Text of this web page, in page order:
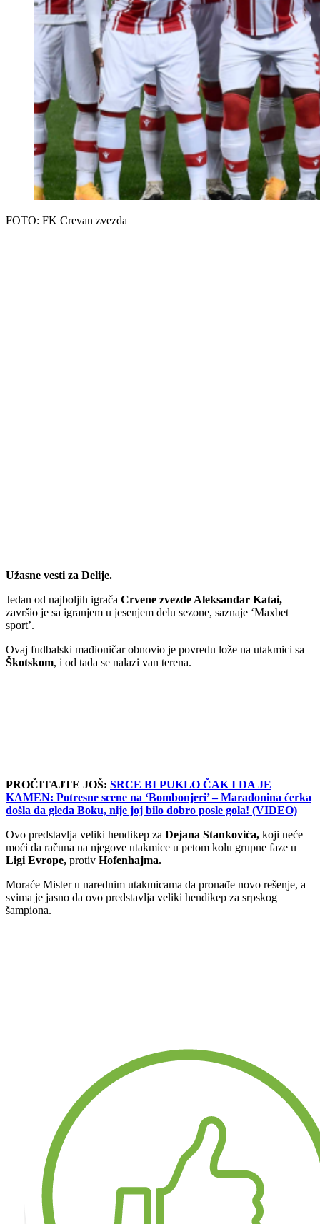
FOTO: FK Crevan zvezda
Užasne vesti za Delije.
Jedan od najboljih igrača Crvene zvezde Aleksandar Katai,
završio je sa igranjem u jesenjem delu sezone, saznaje ‘Maxbet
sport’.
Ovaj fudbalski mađioničar obnovio je povredu lože na utakmici sa
Škotskom, i od tada se nalazi van terena.
PROČITAJTE JOŠ: SRCE BI PUKLO ČAK I DA JE
KAMEN: Potresne scene na ‘Bombonjeri’ – Maradonina ćerka
došla da gleda Boku, nije joj bilo dobro posle gola! (VIDEO)
Ovo predstavlja veliki hendikep za Dejana Stankovića, koji neće
moći da računa na njegove utakmice u petom kolu grupne faze u
Ligi Evrope, protiv Hofenhajma.
Moraće Mister u narednim utakmicama da pronađe novo rešenje, a
svima je jasno da ovo predstavlja veliki hendikep za srpskog
šampiona.